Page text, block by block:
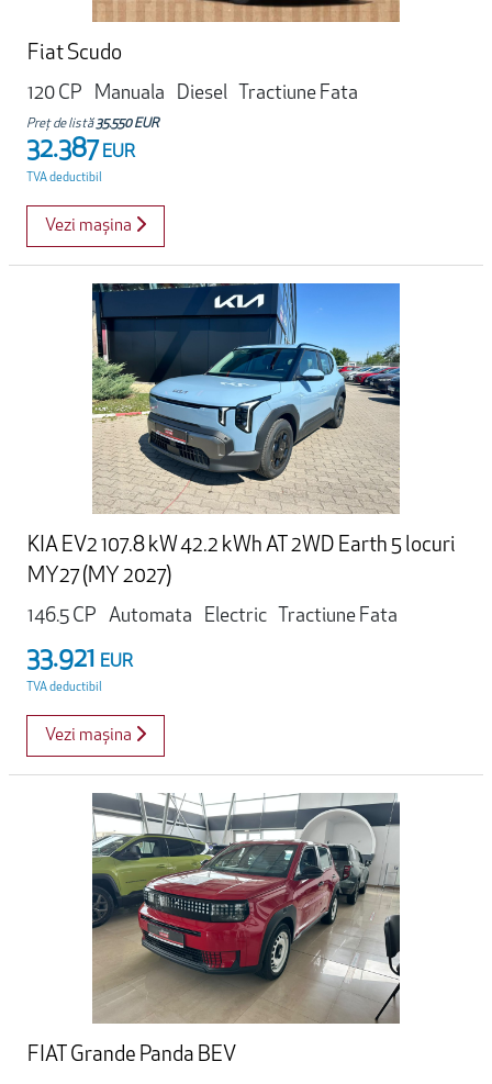
Fiat Scudo
120 CP
Manuala Diesel Tractiune Fata
Preț de listă35.550 EUR
32.387 EUR
TVA deductibil
Vezi mașina
KIA EV2 107.8 kW 42.2 kWh AT 2WD Earth 5 locuri
MY27 (MY 2027)
146.5 CP
Automata Electric Tractiune Fata
33.921 EUR
TVA deductibil
Vezi mașina
FIAT Grande Panda BEV